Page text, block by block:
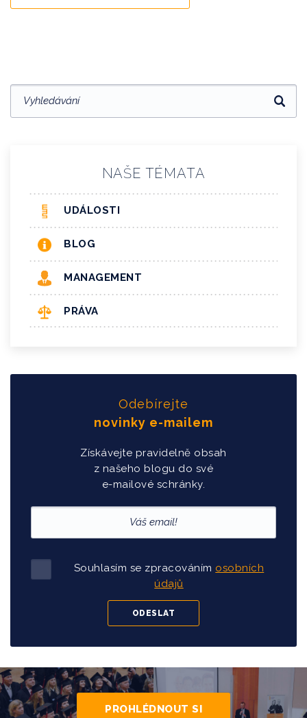
NAŠE TÉMATA
UDÁLOSTI
BLOG
MANAGEMENT
PRÁVA
Odebírejte
novinky e-mailem
Získávejte pravidelně obsah
z našeho blogu do své
e-mailové schránky.
Souhlasím se zpracováním osobních
údajů
PROHLÉDNOUT SI